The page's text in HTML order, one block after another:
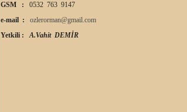
GSM :
0532 763 9147
e-mail :
ozlerorman@gmail.com
Yetkili :
A.Vahit DEMİR